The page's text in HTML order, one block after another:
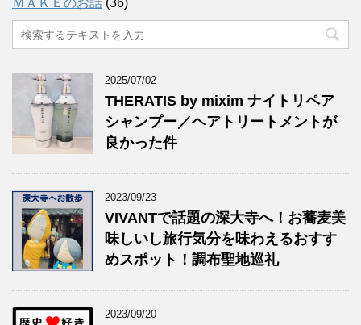
2025/07/02
THERATIS by mixim ナイトリペア
シャンプー／ヘアトリートメントが
良かった件
2023/09/23
VIVANTで話題の深大寺へ！お蕎麦美
味しいし旅行気分を味わえるおすす
めスポット！調布聖地巡礼
2023/09/20